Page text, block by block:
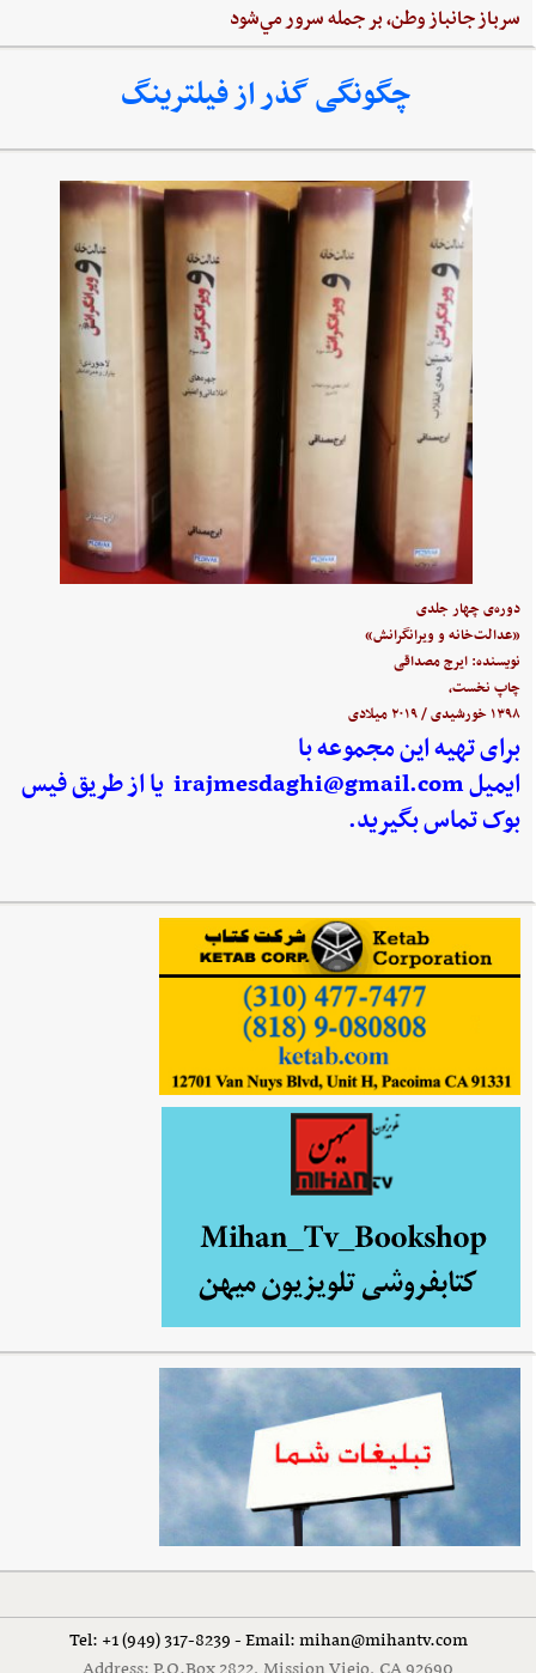
سرباز جانباز وطن،‌ بر جمله سرور مي‌شود
چگونگی گذر از فیلترینگ
دوره‌ی چهار جلدی
«عدالت‌خانه و ویرانگرانش»
نویسنده: ایرج مصداقی
چاپ نخست،
۱۳۹۸ خورشیدی / ۲۰۱۹ میلادی
برای تهیه این مجموعه با
ایمیلirajmesdaghi@gmail.com یا از طریق فیس
بوک تماس بگیرید.
Tel: +1 (949) 317-8239 - Email: mihan@mihantv.com